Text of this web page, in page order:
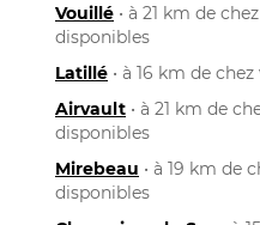
Vouillé • à 21 km de
disponibles
Latillé • à 16 km de
Airvault • à 21 km de
disponibles
Mirebeau • à 19 km de
disponibles